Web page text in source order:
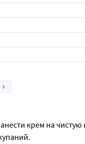
крем на